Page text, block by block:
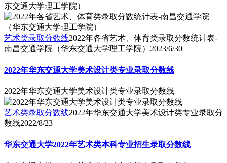
东交通大学理工学院）
艺术类录取分数线2022年各省艺术、体育类录取分数统计表-
南昌交通学院（华东交通大学理工学院） 2023/6/30
2022年华东交通大学美术设计类专业录取分数线
2022年华东交通大学美术设计类专业录取分数线
艺术类录取分数线2022年华东交通大学美术设计类专业录取分
数线2022/8/23
华东交通大学2022年艺术类本科专业招生录取分数线